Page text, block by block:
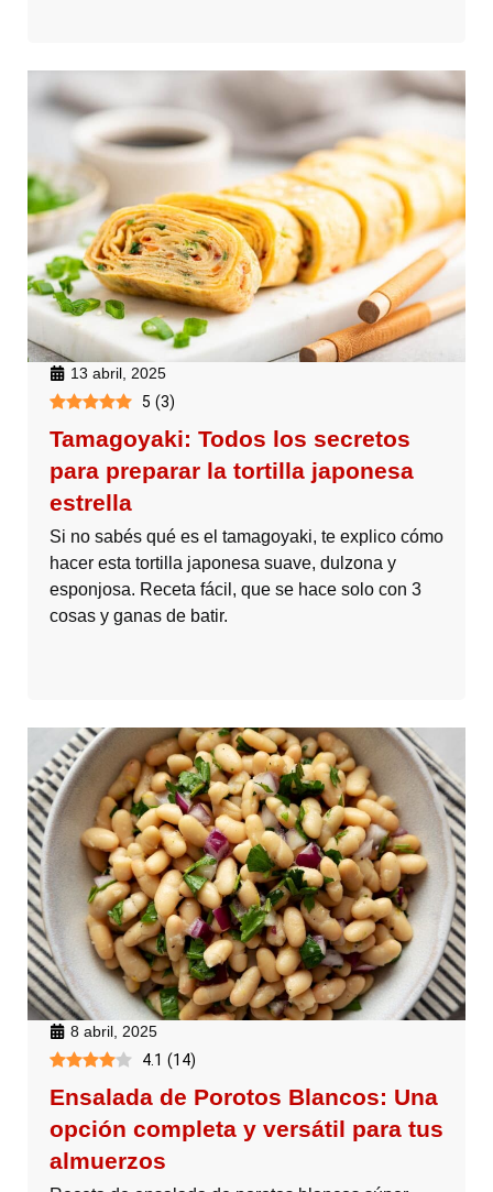
13 abril, 2025
5 (3)
Tamagoyaki: Todos los secretos
para preparar la tortilla japonesa
estrella
Si no sabés qué es el tamagoyaki, te explico cómo
hacer esta tortilla japonesa suave, dulzona y
esponjosa. Receta fácil, que se hace solo con 3
cosas y ganas de batir.
8 abril, 2025
4.1 (14)
Ensalada de Porotos Blancos: Una
opción completa y versátil para tus
almuerzos